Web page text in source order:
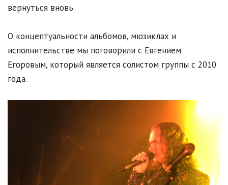
вернуться вновь.
О концептуальности альбомов, мюзиклах и
исполнительстве мы поговорили с Евгением
Егоровым, который является солистом группы с 2010
года.